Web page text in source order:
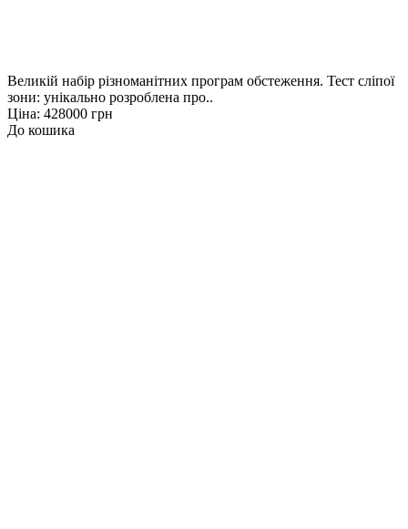
Великій набір різноманітних програм обстеження. Тест сліпої
зони: унікально розроблена про..
Ціна: 428000 грн
До кошика